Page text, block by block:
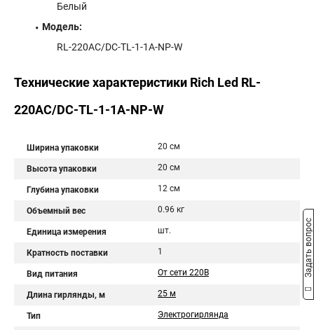
Белый
Модель:
RL-220AC/DC-TL-1-1A-NP-W
Технические характеристики Rich Led RL-
220AC/DC-TL-1-1A-NP-W
Ширина упаковки 20 см
Высота упаковки 20 см
Глубина упаковки 12 см
Объемный вес 0.96 кг
Единица измерения шт.
Кратность поставки 1
Вид питания От сети 220В
Длина гирлянды, м 25 м
Тип Электрогирлянда
Задать вопрос